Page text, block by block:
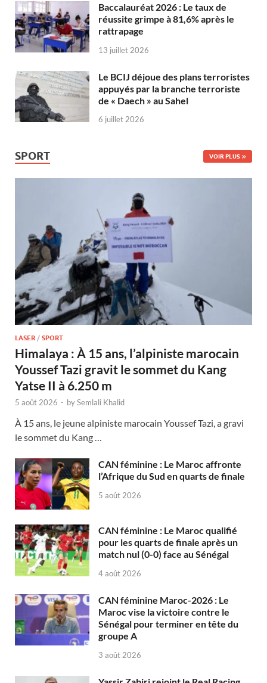
Baccalauréat 2026 : Le taux de
réussite grimpe à 81,6% après le
rattrapage
13 juillet 2026
Le BCIJ déjoue des plans terroristes
appuyés par la branche terroriste
de « Daech » au Sahel
6 juillet 2026
SPORT VOIR PLUS
LASER / SPORT
Himalaya : À 15 ans, l’alpiniste marocain
Youssef Tazi gravit le sommet du Kang
Yatse II à 6.250 m
5 août 2026 - bySemlali Khalid
À 15 ans, le jeune alpiniste marocain Youssef Tazi, a gravi
le sommet du Kang …
CAN féminine : Le Maroc affronte
l’Afrique du Sud en quarts de finale
5 août 2026
CAN féminine : Le Maroc qualifié
pour les quarts de finale après un
match nul (0-0) face au Sénégal
4 août 2026
CAN féminine Maroc-2026 : Le
Maroc vise la victoire contre le
Sénégal pour terminer en tête du
groupe A
3 août 2026